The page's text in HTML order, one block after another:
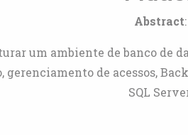
Abstract:
um ambiente de banco de
de acessos,
SQL